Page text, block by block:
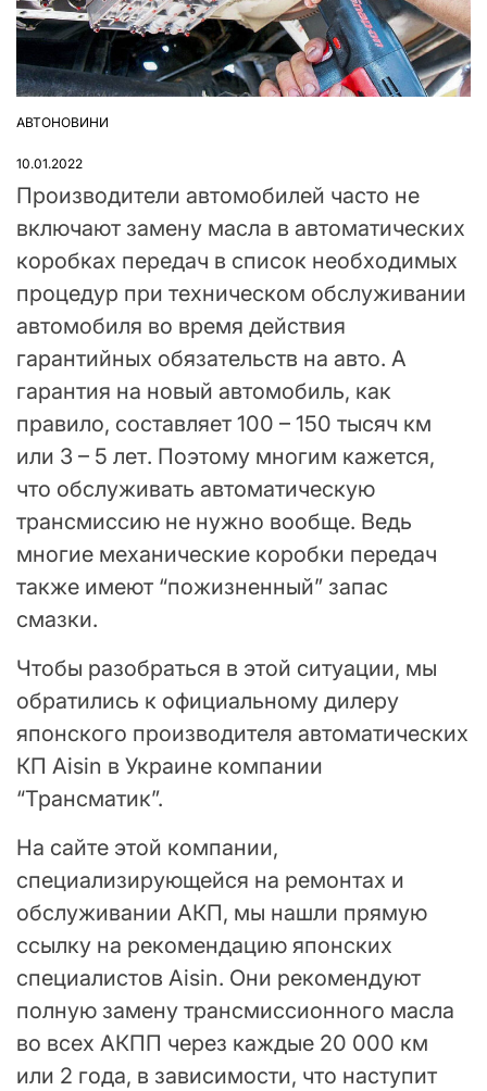
ОПУБЛІКУВАТИ
АВТОНОВИНИ
10.01.2022
Производители автомобилей часто не
включают замену масла в автоматических
коробках передач в список необходимых
процедур при техническом обслуживании
автомобиля во время действия
гарантийных обязательств на авто. А
гарантия на новый автомобиль, как
правило, составляет 100 – 150 тысяч км
или 3 – 5 лет. Поэтому многим кажется,
что обслуживать автоматическую
трансмиссию не нужно вообще. Ведь
многие механические коробки передач
также имеют “пожизненный” запас
смазки.
Чтобы разобраться в этой ситуации, мы
обратились к официальному дилеру
японского производителя автоматических
КП Aisin в Украине компании
“Трансматик”.
На сайте этой компании,
специализирующейся на ремонтах и
обслуживании АКП, мы нашли прямую
ссылку на рекомендацию японских
специалистов Aisin. Они рекомендуют
полную замену трансмиссионного масла
во всех АКПП через каждые 20 000 км
или 2 года, в зависимости, что наступит